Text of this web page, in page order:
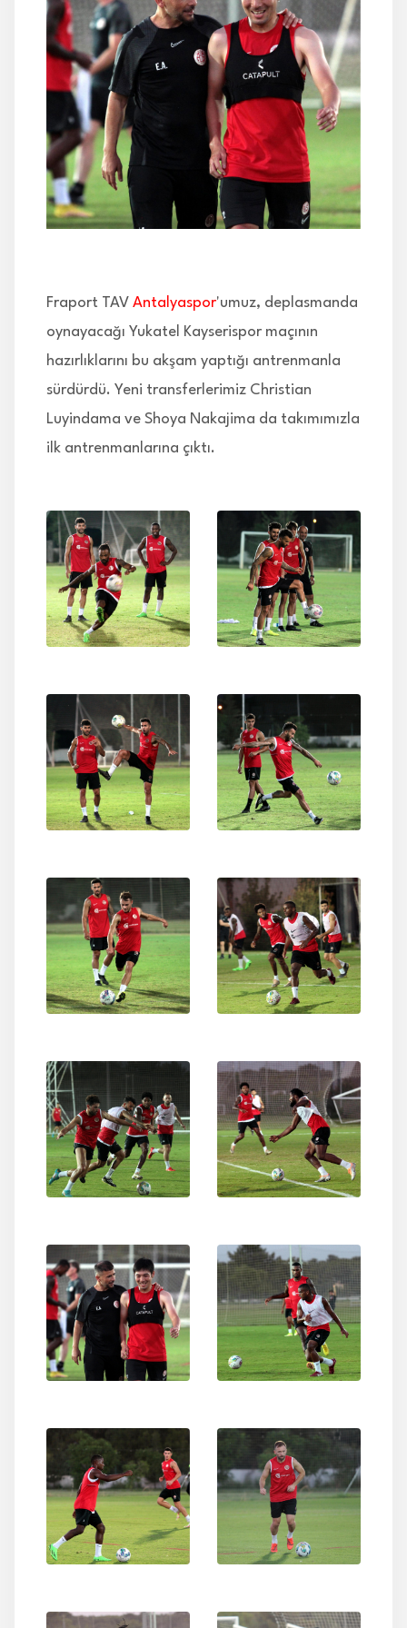
İLETİŞİM
Fraport TAV Antalyaspor'umuz, deplasmanda
oynayacağı Yukatel Kayserispor maçının
hazırlıklarını bu akşam yaptığı antrenmanla
sürdürdü. Yeni transferlerimiz Christian
Luyindama ve Shoya Nakajima da takımımızla
ilk antrenmanlarına çıktı.